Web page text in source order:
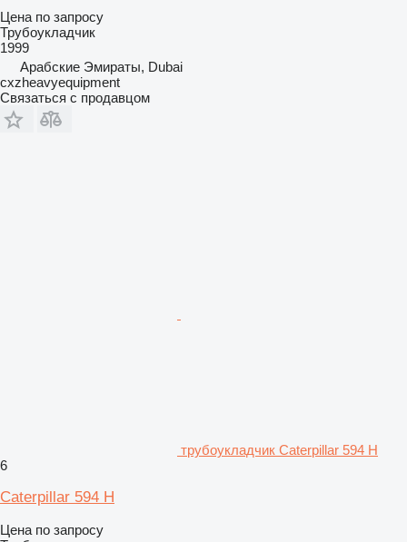
Цена по запросу
Трубоукладчик
1999
Арабские Эмираты, Dubai
cxzheavyequipment
Связаться с продавцом
трубоукладчик Caterpillar 594 H
6
Caterpillar 594 H
Цена по запросу